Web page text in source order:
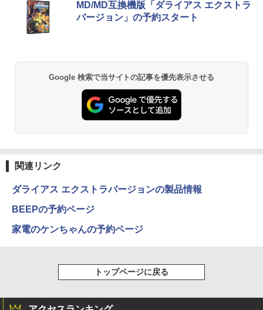
MD/MD互換機版「ダライアス エクストラ
バージョン」の予約スタート
Google 検索で当サイトの記事を優先表示させる
関連リンク
ダライアス エクストラバージョンの製品情報
BEEPの予約ページ
家電のケンちゃんの予約ページ
トップページに戻る